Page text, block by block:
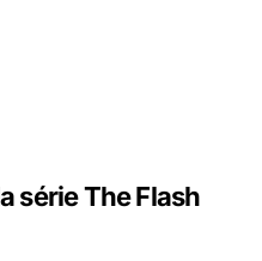
série The Flash